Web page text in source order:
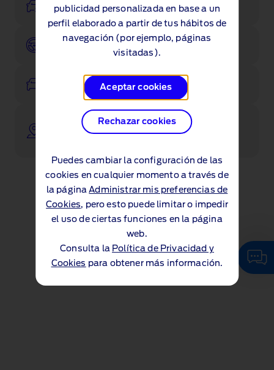
publicidad personalizada en base a un
perfil elaborado a partir de tus hábitos de
navegación (por ejemplo, páginas
visitadas).
Aceptar cookies
Rechazar cookies
Puedes cambiar la configuración de las
cookies en cualquier momento a través de
la páginaAdministrar mis preferencias de
Cookies, pero esto puede limitar o impedir
el uso de ciertas funciones en la página
web.
Consulta la Política de Privacidad y
Cookies para obtener más información.
Configurador
Pruébalo
Ver existencias
Ponte en contacto con uno de nuestros
concesionarios